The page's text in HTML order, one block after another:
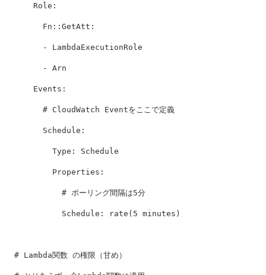
Role :
Fn::GetAtt:
- LambdaExecutionRole
- Arn
Events :
# CloudWatch Eventをここで定義
Schedule :
Type : Schedule
Properties :
# ポーリング間隔は5分
Schedule : rate(5 minutes)
# Lambda関数 の権限（甘め）